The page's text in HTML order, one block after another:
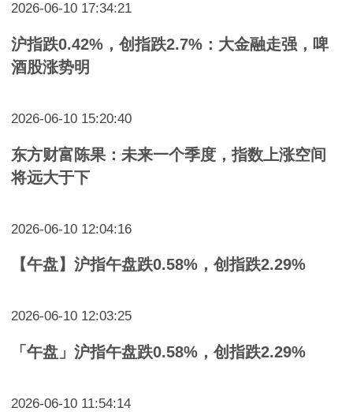
2026-06-10 17:34:21
沪指跌0.42%，创指跌2.7%：大金融走强，啤
酒股涨势明
2026-06-10 15:20:40
东方财富陈果：未来一个季度，指数上涨空间
将远大于下
2026-06-10 12:04:16
【午盘】沪指午盘跌0.58%，创指跌2.29%
2026-06-10 12:03:25
「午盘」沪指午盘跌0.58%，创指跌2.29%
2026-06-10 11:54:14